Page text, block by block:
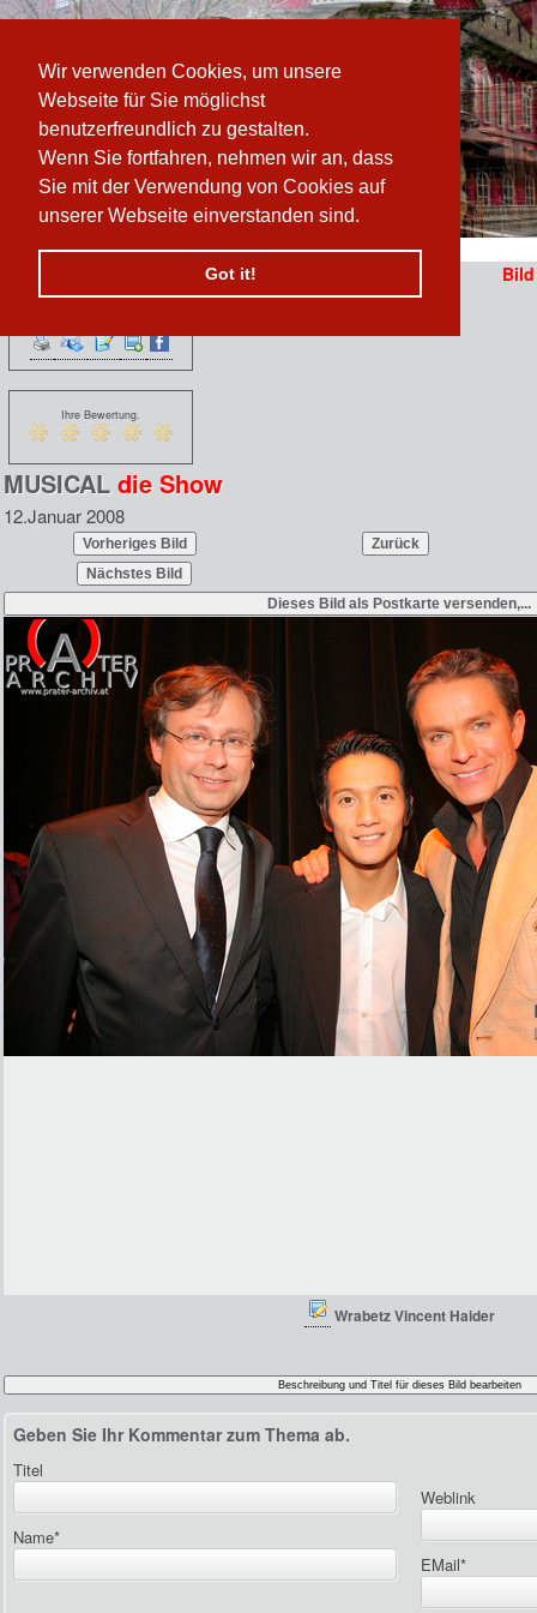
Wir verwenden Cookies, um unsere
Webseite für Sie möglichst
benutzerfreundlich zu gestalten.
Wenn Sie fortfahren, nehmen wir an, dass
Sie mit der Verwendung von Cookies auf
unserer Webseite einverstanden sind.
Got it!
sich vom
www.prater-archiv.at»MUSICAL die Show
Bild
Ihre Bewertung.
MUSICAL die Show
12.Januar 2008
Wrabetz Vincent Haider
Geben Sie Ihr Kommentar zum Thema ab.
Titel
Weblink
Name*
EMail*